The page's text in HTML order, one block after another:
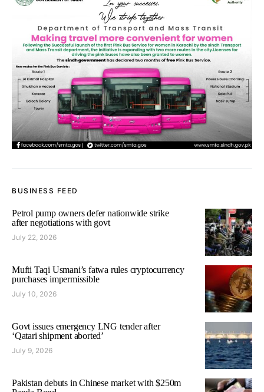
BUSINESS FEED
Petrol pump owners defer nationwide strike
after negotiations with govt
July 22, 2026
Mufti Taqi Usmani’s fatwa rules cryptocurrency
purchases impermissible
July 10, 2026
Govt issues emergency LNG tender after
‘Qatari shipment aborted’
July 9, 2026
Pakistan debuts in Chinese market with $250m